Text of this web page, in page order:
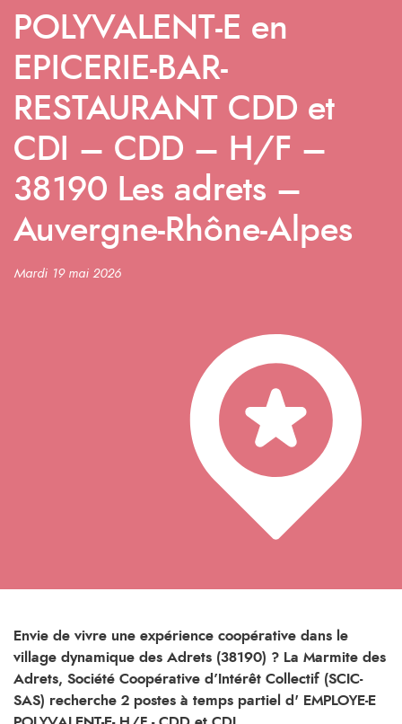
POLYVALENT-E en
EPICERIE-BAR-
RESTAURANT CDD et
CDI – CDD – H/F –
38190 Les adrets –
Auvergne-Rhône-Alpes
Mardi 19 mai 2026
Envie de vivre une expérience coopérative dans le
village dynamique des Adrets (38190) ? La Marmite des
Adrets, Société Coopérative d’Intérêt Collectif (SCIC-
SAS) recherche 2 postes à temps partiel d' EMPLOYE-E